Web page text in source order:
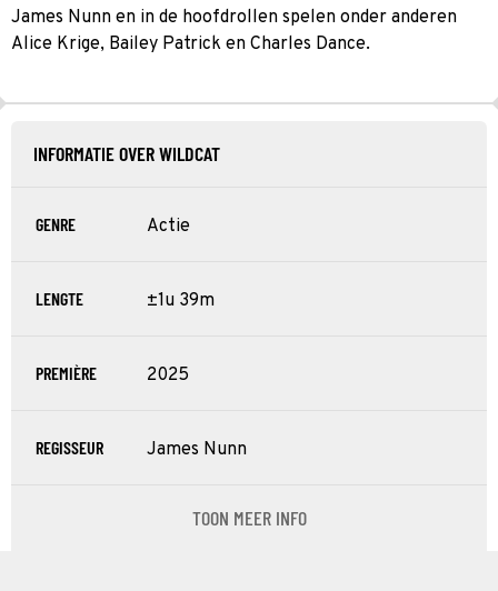
James Nunn en in de hoofdrollen spelen onder anderen
Alice Krige, Bailey Patrick en Charles Dance.
INFORMATIE OVER WILDCAT
GENRE Actie
LENGTE ±1u 39m
PREMIÈRE 2025
REGISSEUR James Nunn
TOON MEER INFO